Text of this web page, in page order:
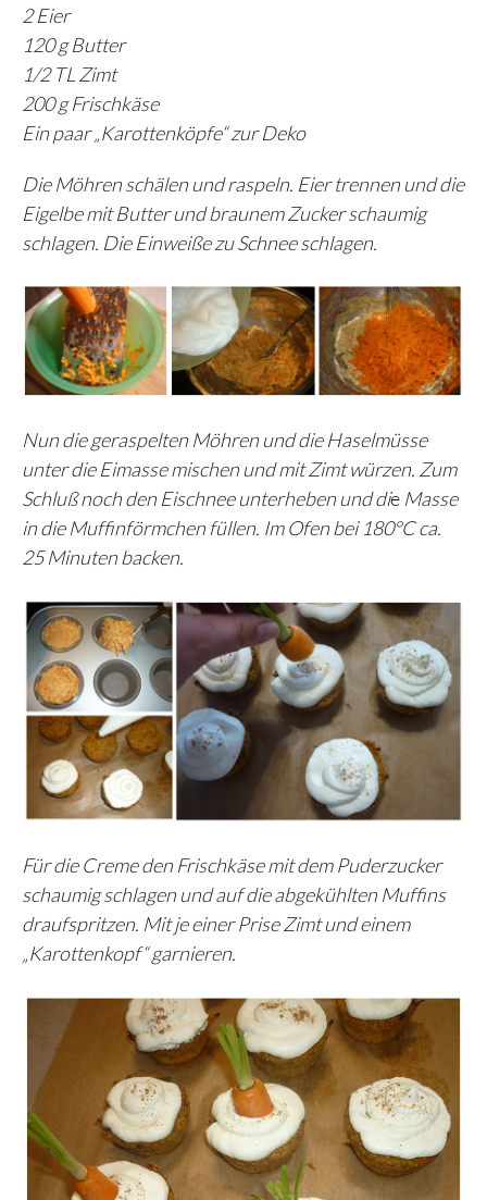
2 Eier
120 g Butter
1/2 TL Zimt
200 g Frischkäse
Ein paar „Karottenköpfe“ zur Deko
Die Möhren schälen und raspeln. Eier trennen und die
Eigelbe mit Butter und braunem Zucker schaumig
schlagen. Die Einweiße zu Schnee schlagen.
Nun die geraspelten Möhren und die Haselmüsse
unter die Eimasse mischen und mit Zimt würzen. Zum
Schluß noch den Eischnee unterheben und die Masse
in die Muffinförmchen füllen. Im Ofen bei 180°C ca.
25 Minuten backen.
Für die Creme den Frischkäse mit dem Puderzucker
schaumig schlagen und auf die abgekühlten Muffins
draufspritzen. Mit je einer Prise Zimt und einem
„Karottenkopf“ garnieren.